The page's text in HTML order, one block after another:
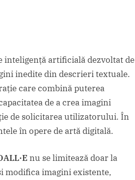
inteligență artificială dezvoltat de
inedite din descrieri textuale.
care combină puterea
de a crea imagini
de solicitarea utilizatorului. În
în opere de artă digitală.
nu se limitează doar la
modifica imagini existente,